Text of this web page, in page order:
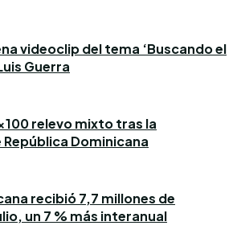
videoclip del tema ‘Buscando el
Guerra
relevo mixto tras la
Dominicana
recibió 7,7 millones de
un 7 % más interanual